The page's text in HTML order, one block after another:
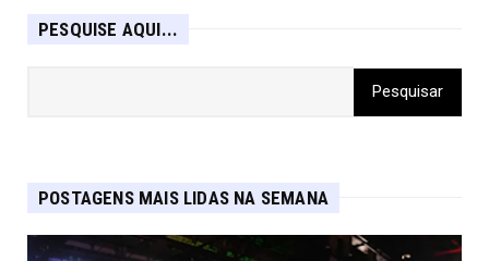
PESQUISE AQUI...
POSTAGENS MAIS LIDAS NA SEMANA